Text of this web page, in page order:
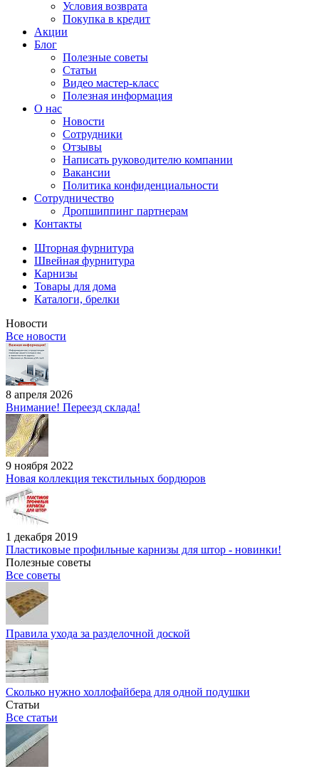
Условия возврата
Покупка в кредит
Акции
Блог
Полезные советы
Статьи
Видео мастер-класс
Полезная информация
О нас
Новости
Сотрудники
Отзывы
Написать руководителю компании
Вакансии
Политика конфиденциальности
Сотрудничество
Дропшиппинг партнерам
Контакты
Шторная фурнитура
Швейная фурнитура
Карнизы
Товары для дома
Каталоги, брелки
Новости
Все новости
8 апреля 2026
Внимание! Переезд склада!
9 ноября 2022
Новая коллекция текстильных бордюров
1 декабря 2019
Пластиковые профильные карнизы для штор - новинки!
Полезные советы
Все советы
Правила ухода за разделочной доской
Сколько нужно холлофайбера для одной подушки
Статьи
Все статьи